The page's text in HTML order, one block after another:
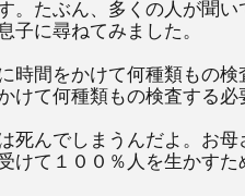
。たぶん、多くの人が聞い
子に尋ねてみました。
時間をかけて何種類もの検
けて何種類もの検査する必
死んでしまうんだよ。お母
けて１００％人を生かすた